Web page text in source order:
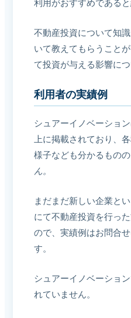
利用がおすすめである
不動産投資について知
いて教えてもらうこと
て投資が与える影響に
利用者の実績例
シュアーイノベーショ
上に掲載されており、
様子なども分かるものの
ん。
まだまだ新しい企業と
にて不動産投資を行っ
ので、実績例はお問合
す。
シュアーイノベーショ
れていません。